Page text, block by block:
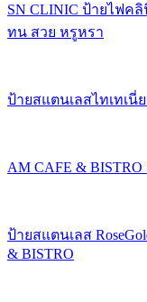
SN CLINIC ป้ายไฟ
ทน สวย หรูหรา
ป้ายสแตนเลสไทเทเ
AM CAFE &
ป้ายสแตนเลส
& BISTRO